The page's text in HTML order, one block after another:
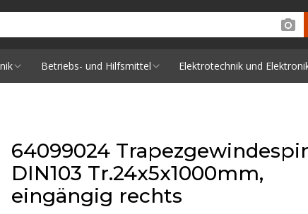
Betriebs- und Hilfsmittel Elektrotechnik und
64099024
DIN103 Tr.24x5x1000mm,
eingängig rechts